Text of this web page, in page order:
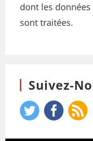
dont les
sont traitées.
Suivez-